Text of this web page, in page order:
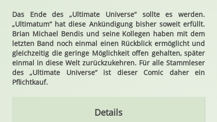
Das Ende des „Ultimate Universe“ sollte es werden.
„Ultimatum“ hat diese Ankündigung bisher soweit erfüllt.
Brian Michael Bendis und seine Kollegen haben mit dem
letzten Band noch einmal einen Rückblick ermöglicht und
gleichzeitig die geringe Möglichkeit offen gehalten, später
einmal in diese Welt zurückzukehren. Für alle Stammleser
des „Ultimate Universe“ ist dieser Comic daher ein
Pflichtkauf.
Details